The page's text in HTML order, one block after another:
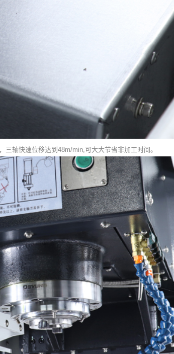
轴快速位移达到48m/min,可大大节省非加工时间。